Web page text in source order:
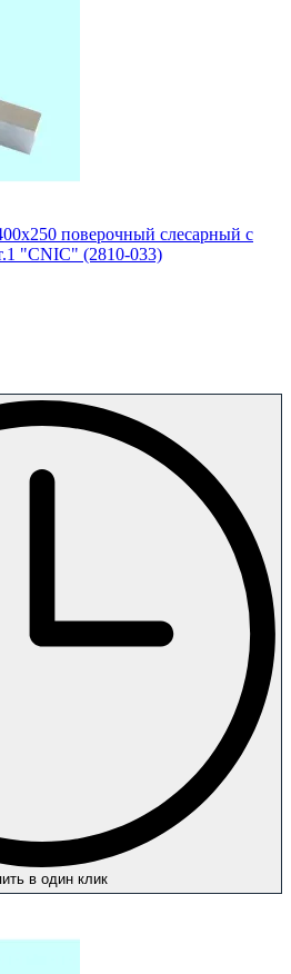
поверочный слесарный с
"CNIC" (2810-033)
в один клик